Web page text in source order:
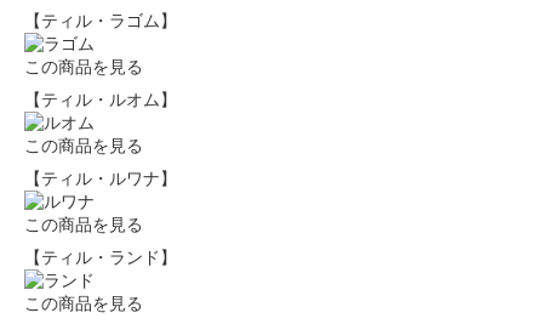
【ティル・ラゴム】
この商品を見る
【ティル・ルオム】
この商品を見る
【ティル・ルワナ】
この商品を見る
【ティル・ランド】
この商品を見る